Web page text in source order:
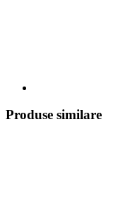
Produse similare